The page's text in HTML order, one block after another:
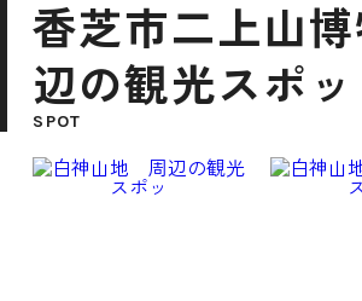
香芝市二上山
辺の観光スポッ
SPOT